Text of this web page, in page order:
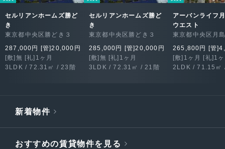
セルリアンホームズ勝ど
き
東京都中央区勝どき３
287,000円 [管]20,000円
[敷]無 [礼]1ヶ月
3LDK / 72.31㎡ / 23階
セルリアンホームズ勝ど
き
東京都中央区勝どき３
285,000円 [管]20,000円
[敷]無 [礼]1ヶ月
3LDK / 72.31㎡ / 21階
アーバンライフ
ウエスト
東京都中央区月
265,800円 [管
[敷]1ヶ月 [礼]1
2LDK / 71.15㎡
新着物件
おすすめの賃貸物件を見る